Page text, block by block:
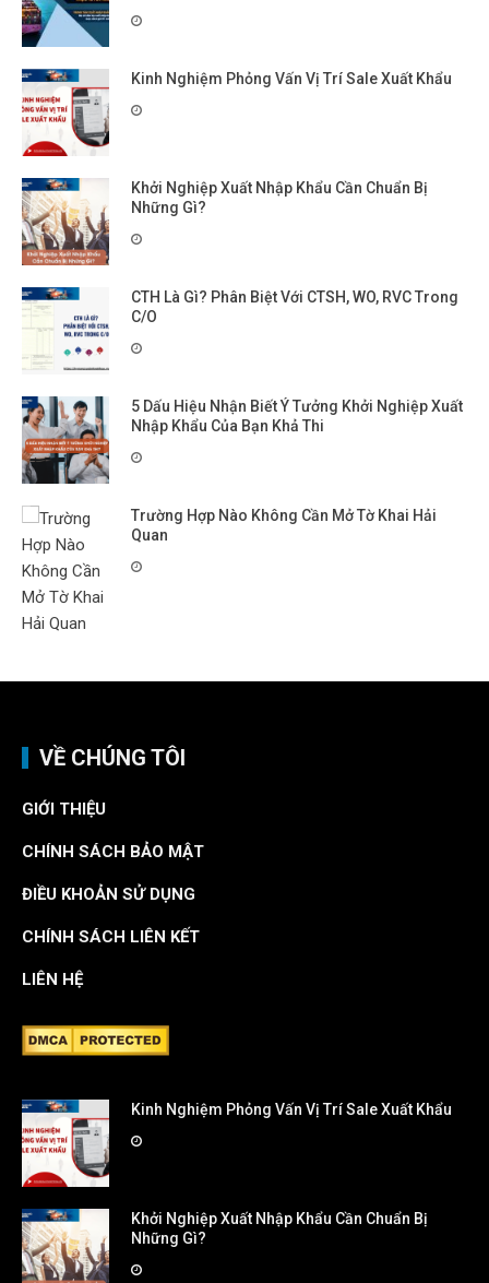
Kinh Nghiệm Phỏng Vấn Vị Trí Sale Xuất Khẩu
Khởi Nghiệp Xuất Nhập Khẩu Cần Chuẩn Bị
Những Gì?
CTH Là Gì? Phân Biệt Với CTSH, WO, RVC Trong
C/O
5 Dấu Hiệu Nhận Biết Ý Tưởng Khởi Nghiệp Xuất
Nhập Khẩu Của Bạn Khả Thi
Trường Hợp Nào Không Cần Mở Tờ Khai Hải
Quan
VỀ CHÚNG TÔI
GIỚI THIỆU
CHÍNH SÁCH BẢO MẬT
ĐIỀU KHOẢN SỬ DỤNG
CHÍNH SÁCH LIÊN KẾT
LIÊN HỆ
Kinh Nghiệm Phỏng Vấn Vị Trí Sale Xuất Khẩu
Khởi Nghiệp Xuất Nhập Khẩu Cần Chuẩn Bị
Những Gì?